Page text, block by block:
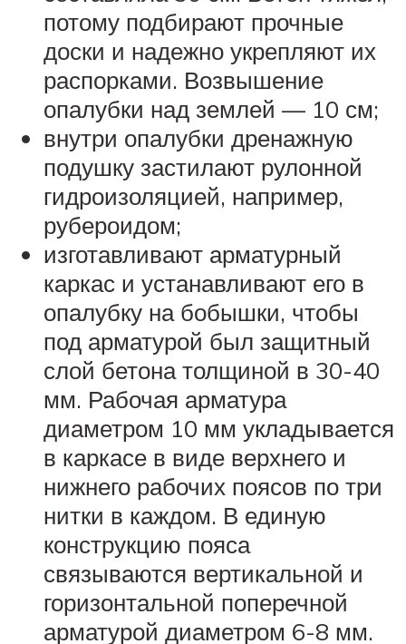
потому подбирают прочные
доски и надежно укрепляют их
распорками. Возвышение
опалубки над землей — 10 см;
внутри опалубки дренажную
подушку застилают рулонной
гидроизоляцией, например,
рубероидом;
изготавливают арматурный
каркас и устанавливают его в
опалубку на бобышки, чтобы
под арматурой был защитный
слой бетона толщиной в 30-40
мм. Рабочая арматура
диаметром 10 мм укладывается
в каркасе в виде верхнего и
нижнего рабочих поясов по три
нитки в каждом. В единую
конструкцию пояса
связываются вертикальной и
горизонтальной поперечной
арматурой диаметром 6-8 мм.